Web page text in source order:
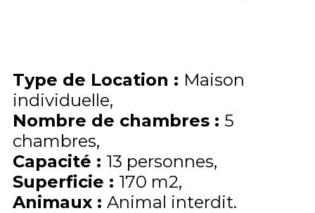
Type de Location : Maison
individuelle
Nombre de chambres : 5
chambres
Capacité : 13 personnes
Superficie : 170 m2
Animaux : Animal interdit